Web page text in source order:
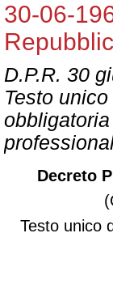
30-06-
D.P.R. 30
Testo
Decreto
Testo unico